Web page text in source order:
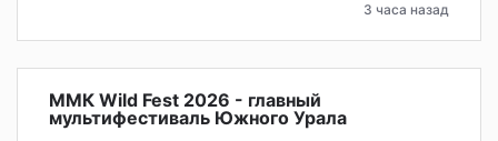
3 часа назад
ММК Wild Fest 2026 - главный
мультифестиваль Южного Урала